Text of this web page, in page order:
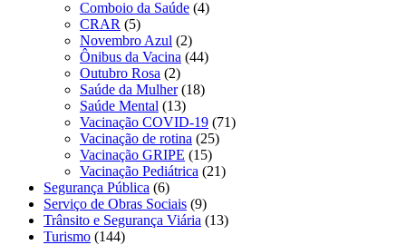
Comboio da Saúde (4)
CRAR (5)
Novembro Azul (2)
Ônibus da Vacina (44)
Outubro Rosa (2)
Saúde da Mulher(18)
Saúde Mental (13)
Vacinação COVID-19 (71)
Vacinação de rotina (25)
Vacinação GRIPE (15)
Vacinação Pediátrica (21)
Segurança Pública (6)
Serviço de Obras Sociais (9)
Trânsito e Segurança Viária (13)
Turismo (144)